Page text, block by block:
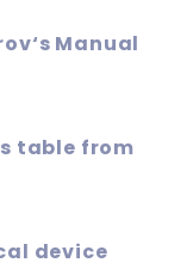
Manual
table from
device